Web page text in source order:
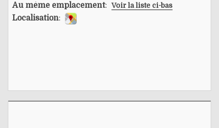
Au même emplacement: Voir la liste ci-bas
Localisation: